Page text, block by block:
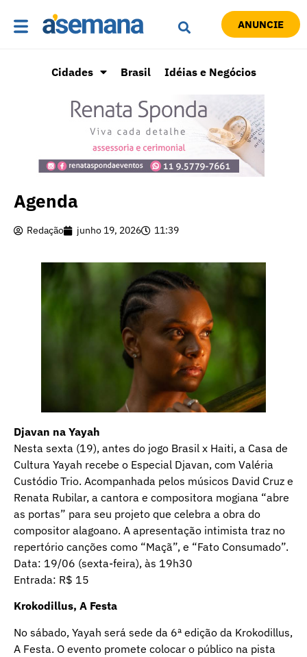
ANUNCIE
Cidades Brasil Idéias e Negócios
Agenda
Redação junho 19, 2026 11:39
Djavan na Yayah
Nesta sexta (19), antes do jogo Brasil x Haiti, a Casa de
Cultura Yayah recebe o Especial Djavan, com Valéria
Custódio Trio. Acompanhada pelos músicos David Cruz e
Renata Rubilar, a cantora e compositora mogiana “abre
as portas” para seu projeto que celebra a obra do
compositor alagoano. A apresentação intimista traz no
repertório canções como “Maçã”, e “Fato Consumado”.
Data: 19/06 (sexta-feira), às 19h30
Entrada: R$ 15
Krokodillus, A Festa
No sábado, Yayah será sede da 6ª edição da Krokodillus,
A Festa. O evento promete colocar o público na pista